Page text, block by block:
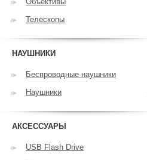
Телескопы
НАУШНИКИ
Беспроводные наушники
Наушники
АКСЕССУАРЫ
USB Flash Drive